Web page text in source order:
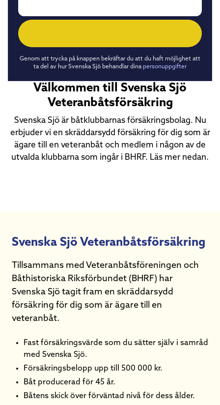
Genom att trycka på knappen bekräftar du att du haft möjlighet att
ta del av hur Svenska Sjö behandlar dina personuppgifter
Välkommen till Svenska Sjö
Veteranbåtsförsäkring
Svenska Sjö är båtklubbarnas försäkringsbolag. Nu
erbjuder vi en skräddarsydd försäkring för dig som är
ägare till en veteranbåt och medlem i någon av de
utvalda klubbarna som ingår i BHRF. Läs mer nedan.
Svenska Sjö Veteranbåtsförsäkring
Tillsammans med Veteranbåtsföreningen och
Båthistoriska Riksförbundet (BHRF) har
Svenska Sjö tagit fram en skräddarsydd
försäkring för dig som är ägare till en
veteranbåt.
Fast försäkringsvärde som du sätter själv i samråd
med Svenska Sjö.
Försäkringsbelopp upp till 500 000 kr.
Båt producerad för 45 år.
Båtens skick över förväntad nivå för dess ålder.